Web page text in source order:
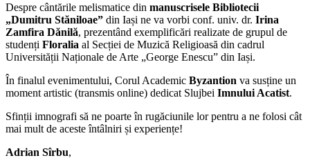
Despre cântările melismatice din manuscrisele Bibliotecii
„Dumitru Stăniloae” din Iași ne va vorbi conf. univ. dr. Irina
Zamfira Dănilă, prezentând exemplificări realizate de grupul de
studenți Floralia al Secției de Muzică Religioasă din cadrul
Universității Naționale de Arte „George Enescu” din Iași.
În finalul evenimentului, Corul Academic Byzantion va susține un
moment artistic (transmis online) dedicat Slujbei Imnului Acatist.
Sfinții imnografi să ne poarte în rugăciunile lor pentru a ne folosi cât
mai mult de aceste întâlniri și experiențe!
Adrian Sîrbu,